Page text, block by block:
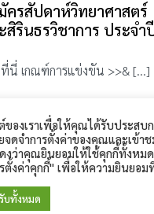
ครสัปดาห์วิทยาศาสตร์
รินธรวิชาการ ประจำ
นี่ เกณฑ์การแข่งขัน >>& […]
นักเรียน ม.1 และ ม.4 ปีการศึ
แข่งขันกีฬาเยาวชนแห่งชาติ
อกตัวแทนภาค 3 สุรินทร์เกมส์
ถนนเทศบาล 1 ตำบลในเมือง
นทร์ 32000 โทรศัพท์ :
สาร : 044-513-187 E-Mail :
ของเราเพื่อให้คุณได้รับประสบ
จดจำการตั้งค่าของคุณและเข้า
ว่าคุณยินยอมให้ใช้คุกกี้ทั้งหมด
งค่าคุกกี้" เพื่อให้ความยินยอม
บทั้งหมด